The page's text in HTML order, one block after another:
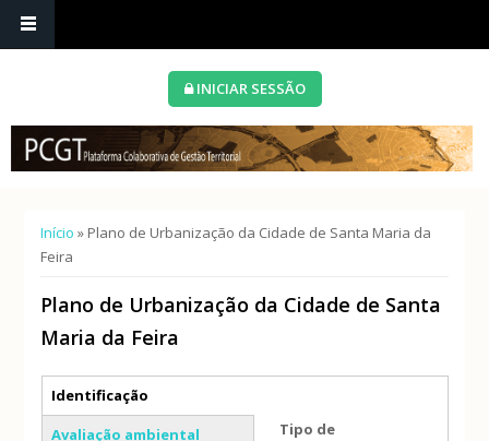
INICIAR SESSÃO
Está aqui
Início » Plano de Urbanização da Cidade de Santa Maria da
Feira
Plano de Urbanização da Cidade de Santa
Maria da Feira
Separadores verticais
Identificação
(separador ativo)
Avaliação ambiental
Tipo de